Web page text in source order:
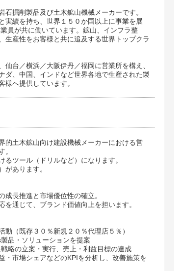
石掘削製品及び土木鉱山機械メーカーです。
実績を持ち、世界１５０か国以上に事業を展
員が共に働いています。鉱山、インフラ整
生産性をお客様と共に追及する世界トップクラ
仙台／横浜／大阪伊丹／福岡に営業所を構え、
ダ、中国、インドなど世界各地で生産された製
様へ提供しています。
的土木鉱山向け建設機械メーカーにおける営
。
るツール（ドリルなど）になります。
があります。
成長推進と市場優位性の確立。
を通じて、ブランド価値向上を担います。
動（既存３０％新規２０％代理店５％）
品・ソリューションを提案
略の立案・実行、売上・利益目標の達成
・市場シェアなどのKPIを分析し、改善施策を